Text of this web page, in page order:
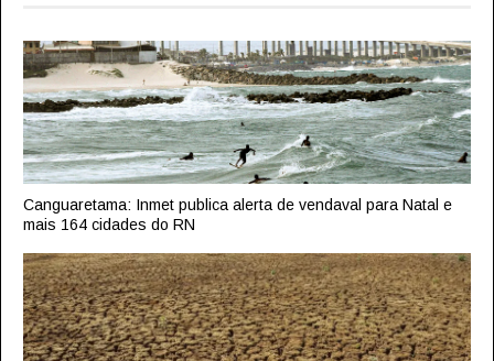
Canguaretama: Inmet publica alerta de vendaval para Natal e
mais 164 cidades do RN